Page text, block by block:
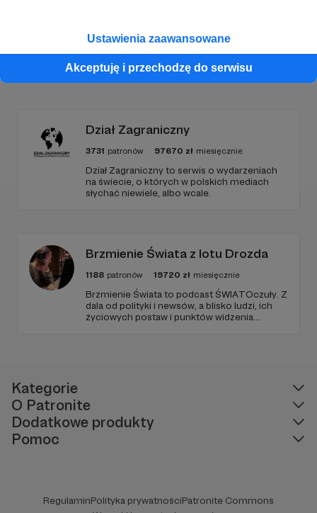
Ustawienia zaawansowane
Akceptuję i przechodzę do serwisu
Promowani autorzy
Dział Zagraniczny
3731 patronów 97670 zł miesięcznie
Dział Zagraniczny to serwis o wydarzeniach
na świecie, o których w polskich mediach
słychać niewiele, albo wcale.
Brzmienie Świata z lotu Drozda
1188 patronów 19720 zł miesięcznie
Brzmienie Świata to podcast ŚWIATOczuły. Z
dala od polityki i newsów, a blisko ludzi, ich
życiowych postaw i punktów widzenia.
Kategorie
O Patronite
Dodatkowe produkty
Pomoc
RegulaminPolityka prywatnościPatronite Commons